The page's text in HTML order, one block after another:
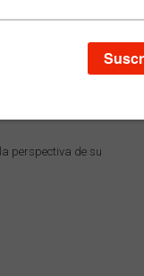
para
perspectiva de su